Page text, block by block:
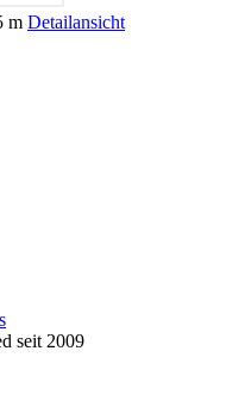
m Detailansicht
seit 2009